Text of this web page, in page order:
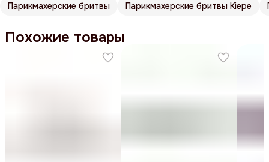
Парикмахерские бритвы Парикмахерские бритвы Kiepe
Похожие товары